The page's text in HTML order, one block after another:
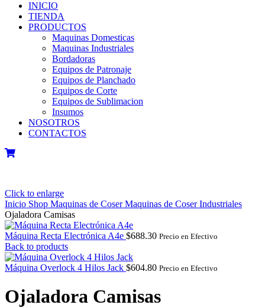
INICIO
TIENDA
PRODUCTOS
Maquinas Domesticas
Maquinas Industriales
Bordadoras
Equipos de Patronaje
Equipos de Planchado
Equipos de Corte
Equipos de Sublimacion
Insumos
NOSOTROS
CONTACTOS
Click to enlarge
Inicio Shop Maquinas de CoserMaquinas de Coser Industriales
Ojaladora Camisas
Máquina Recta Electrónica A4e $688.30 Precio en Efectivo
Back to products
Máquina Overlock 4 Hilos Jack $604.80 Precio en Efectivo
Ojaladora Camisas